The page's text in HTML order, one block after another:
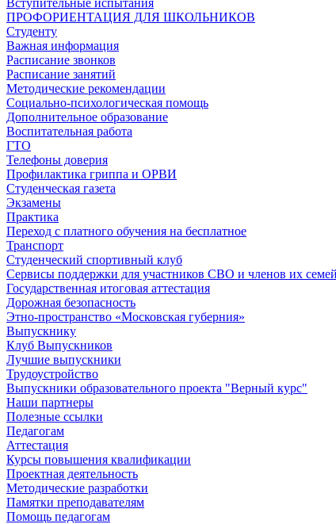
Вступительные испытания
ПРОФОРИЕНТАЦИЯ ДЛЯ ШКОЛЬНИКОВ
Студенту
Важная информация
Расписание звонков
Расписание занятий
Методические рекомендации
Социально-психологическая помощь
Дополнительное образование
Воспитательная работа
ГТО
Телефоны доверия
Профилактика гриппа и ОРВИ
Cтуденческая газета
Экзамены
Практика
Переход с платного обучения на бесплатное
Транспорт
Студенческий спортивный клуб
Сервисы поддержки для участников СВО и членов их семей
Государственная итоговая аттестация
Дорожная безопасность
Этно-пространство «Московская губерния»
Выпускнику
Клуб Выпускников
Лучшие выпускники
Трудоустройство
Выпускники образовательного проекта "Верный курс"
Наши партнеры
Полезные ссылки
Педагогам
Аттестация
Курсы повышения квалификации
Проектная деятельность
Методические разработки
Памятки преподавателям
Помощь педагогам